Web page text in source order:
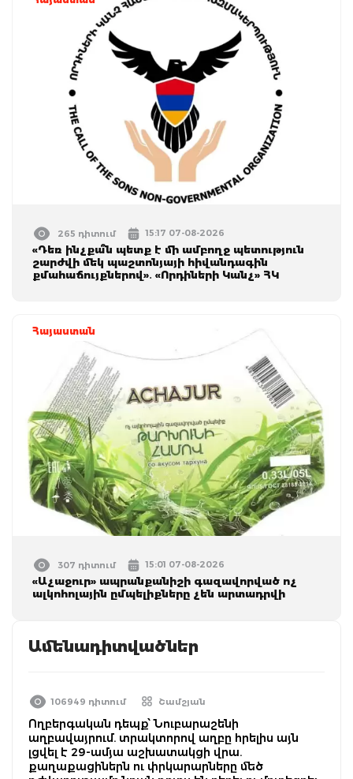
265 դիտում 15:17 07-08-2026
«Դեռ ինչքա՞ն պետք է մի ամբողջ պետություն
շարժվի մեկ պաշտոնյայի հիվանդագին
քմահաճույքներով»․ «Որդիների Կանչ» ՀԿ
Հայաստան
307 դիտում 15:01 07-08-2026
«Աչաջուր» ապրանքանիշի գազավորված ոչ
ալկոհոլային ըմպելիքները չեն արտադրվի
Ամենադիտվածներ
106949 դիտում Շամշյան
Ողբերգական դեպք՝ Նուբարաշենի
աղբավայրում. տրակտորով աղբը հրելիս այն
լցվել է 29-ամյա աշխատակցի վրա.
քաղաքացիներն ու փրկարարները մեծ